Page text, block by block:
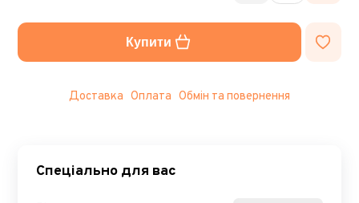
Купити
Доставка Оплата Обмін та повернення
Спеціально для вас